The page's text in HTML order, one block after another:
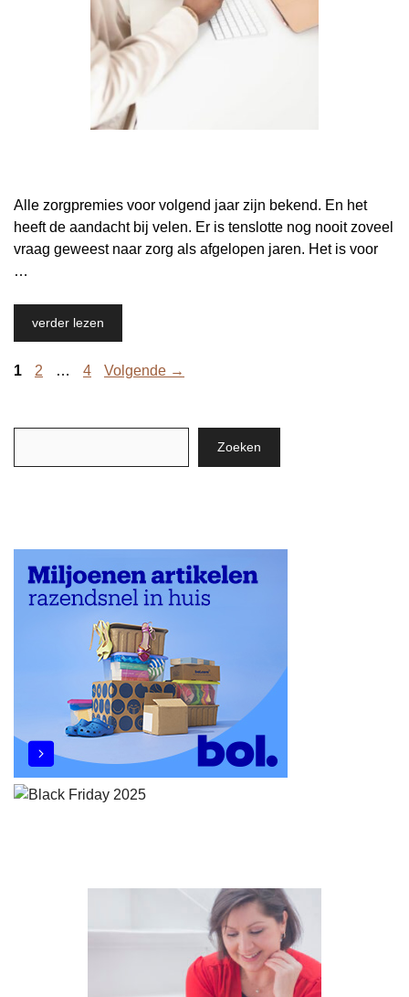
Alle zorgpremies voor volgend jaar zijn bekend. En het
heeft de aandacht bij velen. Er is tenslotte nog nooit zoveel
vraag geweest naar zorg als afgelopen jaren. Het is voor
…
verder lezen
Pagina
1 Pagina
2 … Pagina
4 Volgende →
Zoeken